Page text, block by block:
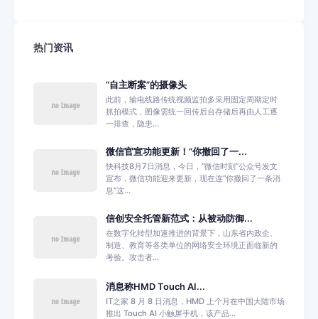
热门资讯
“自主断案”的摄像头
此前，输电线路传统视频监拍多采用固定周期定时
抓拍模式，图像需统一回传后台存储后再由人工逐
一排查，隐患...
微信官宣功能更新！“你撤回了一...
快科技8月7日消息，今日，“微信时刻”公众号发文
宣布，微信功能迎来更新，现在连“你撤回了一条消
息”这...
信创安全托管新范式：从被动防御...
在数字化转型加速推进的背景下，山东省内政企、
制造、教育等各类单位的网络安全环境正面临新的
考验。攻击者...
消息称HMD Touch AI...
IT之家 8 月 8 日消息，HMD 上个月在中国大陆市场
推出 Touch AI 小触屏手机，该产品...